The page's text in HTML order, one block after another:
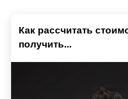
Как рассчитать
получить...